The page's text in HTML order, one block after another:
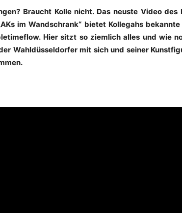
Braucht Kolle nicht. Das neuste Video
im Wandschrank“ bietet Kollegahs
Hier sitzt so ziemlich alles und wie
Wahldüsseldorfer mit sich und seiner